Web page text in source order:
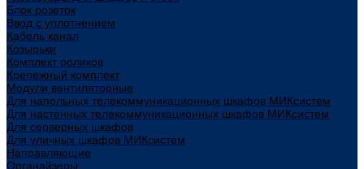
Блок розеток
Ввод с уплотнением
Кабель канал
Козырьки
Комплект роликов
Крепежный комплект
Модули вентиляторные
Для напольных телекоммуникационных шкафов МИКсистем
Для настенных телекоммуникационных шкафов МИКсистем
Для серверных шкафов
Для уличных шкафов МИКсистем
Направляющие
Органайзеры